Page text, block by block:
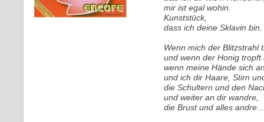
mir ist egal wohin.
Kunststück,
dass ich deine Sklavin bin.
Wenn mich der Blitzstrahl
und wenn der Honig
wenn meine Hände sich
und ich dir Haare, Stirn
die Schultern und den
und weiter an dir wandre,
die Brust und alles andre...